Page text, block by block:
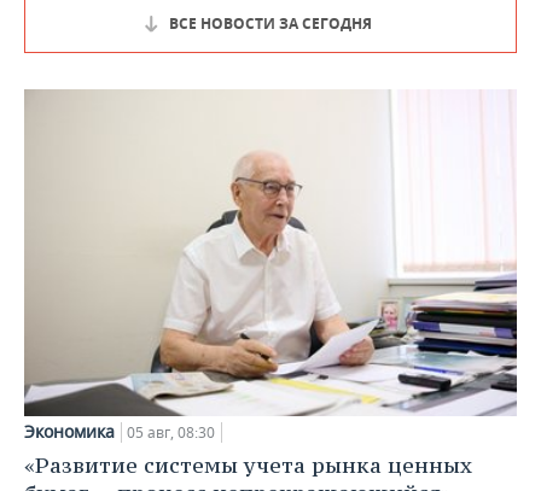
ВСЕ НОВОСТИ ЗА СЕГОДНЯ
Экономика 05 авг, 08:30
«Развитие системы учета рынка ценных